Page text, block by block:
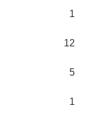
1
12
5
1